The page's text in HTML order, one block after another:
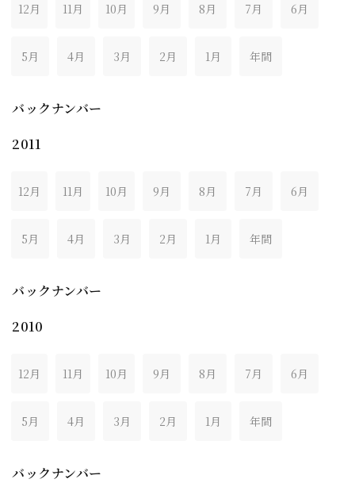
12月 11月 10月 9月 8月 7月 6月
5月 4月 3月 2月 1月 年間
バックナンバー
2011
12月 11月 10月 9月 8月 7月 6月
5月 4月 3月 2月 1月 年間
バックナンバー
2010
12月 11月 10月 9月 8月 7月 6月
5月 4月 3月 2月 1月 年間
バックナンバー